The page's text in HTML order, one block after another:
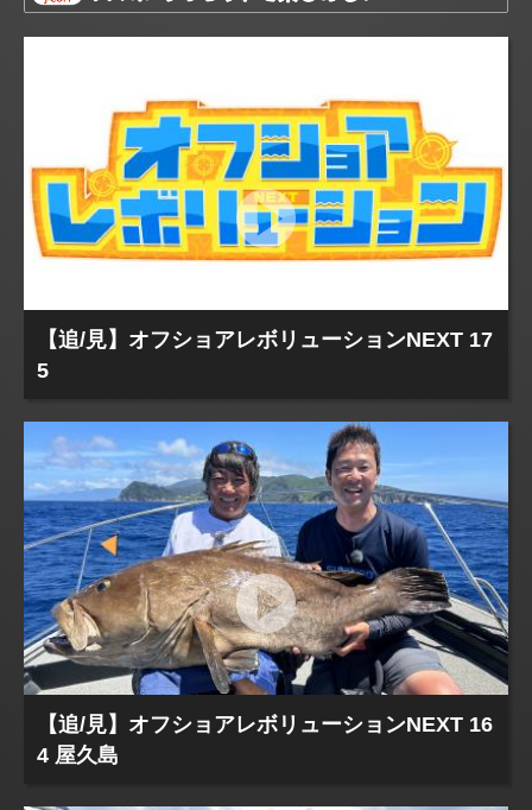
【追/見】オフショアレボリューションNEXT 17
5
【追/見】オフショアレボリューションNEXT 16
4 屋久島